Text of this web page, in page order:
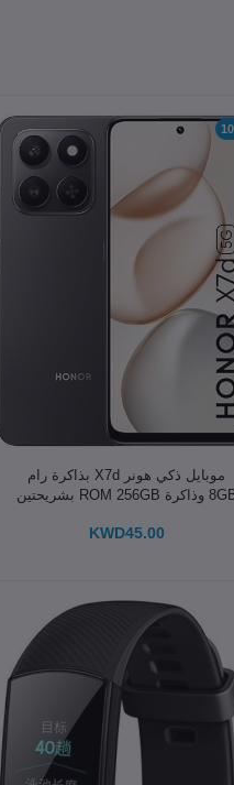
الإضافة إلى سلة التسوقموبايل ذكي هونر X7d بذاكرة رام
8GB وذاكرة ROM 256GB بشريحتين
KWD45.00